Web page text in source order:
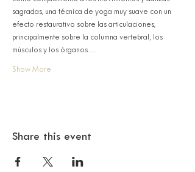
sagradas, una técnica de yoga muy suave con un
efecto restaurativo sobre las articulaciones,
principalmente sobre la columna vertebral, los
músculos y los órganos…
Show More
Share this event